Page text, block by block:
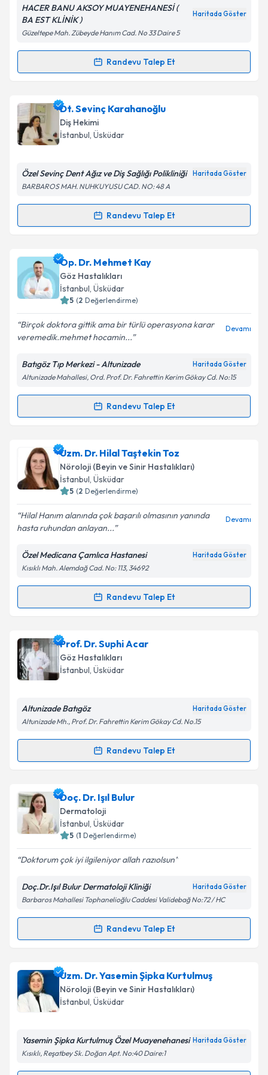
Kişisel verilerimin işlenmesine ilişkin
Aydınlatma
Metni'ni okudum ve kişisel verilerimin belirtilen
kapsamda işlenmesini kabul ediyorum.
Takvim Talebini Gönder
HACER BANU AKSOY MUAYENEHANESİ (
BA EST KLİNİK )
Haritada Göster
Güzeltepe Mah. Zübeyde Hanım Cad. No 33 Daire 5
Randevu Talep Et
Randevu Takvimi Talebi
Op. Dr. Hacer Banu Aksoyiçin randevu takvimi
talebi oluşturun. Size bu uzmandan randevu almanız
için bir takvim hazırlandığında e-posta ile
bilgilendireceğiz.
Kişisel verilerimin işlenmesine ilişkinAydınlatma
kapsamda işlenmesini kabul ediyorum.
Takvim Talebini Gönder
Dt. Sevinç Karahanoğlu
Diş Hekimi
İstanbul, Üsküdar
Özel Sevinç Dent Ağız ve Diş Sağlığı Polikliniği Haritada Göster
BARBAROS MAH. NUHKUYUSU CAD. NO: 48 A
Randevu Talep Et
Randevu Takvimi Talebi
Dt. Sevinç Karahanoğluiçin randevu takvimi talebi
oluşturun. Size bu uzmandan randevu almanız için bir
takvim hazırlandığında e-posta ile bilgilendireceğiz.
Kişisel verilerimin işlenmesine ilişkin
Aydınlatma
Metni'ni okudum ve kişisel verilerimin belirtilen
kapsamda işlenmesini kabul ediyorum.
Op. Dr. Mehmet Kay
Göz Hastalıkları
İstanbul, Üsküdar
5 (2 Değerlendirme)
Birçok doktora gittik ama bir türlü operasyona karar
veremedik.mehmet hocamin...
Devamı
Batıgöz Tıp Merkezi - Altunizade Haritada Göster
Altunizade Mahallesi, Ord. Prof. Dr. Fahrettin Kerim Gökay Cd. No:15
Randevu Talep Et
Randevu Takvimi Talebi
Op. Dr. Mehmet Kayiçin randevu takvimi talebi
oluşturun. Size bu uzmandan randevu almanız için bir
takvim hazırlandığında e-posta ile bilgilendireceğiz.
Kişisel verilerimin işlenmesine ilişkin
Aydınlatma
Metni'ni okudum ve kişisel verilerimin belirtilen
kapsamda işlenmesini kabul ediyorum.
Uzm. Dr. Hilal Taştekin Toz
Nöroloji (Beyin ve Sinir Hastalıkları)
İstanbul, Üsküdar
5 (2 Değerlendirme)
Hilal Hanım alanında çok başarılı olmasının yanında
hasta ruhundan anlayan...
Devamı
Özel Medicana Çamlıca Hastanesi Haritada Göster
Kısıklı Mah. Alemdağ Cad. No: 113, 34692
Randevu Talep Et
Randevu Takvimi Talebi
Uzm. Dr. Hilal Taştekin Toz
talebi oluşturun. Size bu uzmandan randevu almanız
için bir takvim hazırlandığında e-posta ile
bilgilendireceğiz.
Kişisel verilerimin işlenmesine ilişkinAydınlatma
kapsamda işlenmesini kabul ediyorum.
Takvim Talebini Gönder
Prof. Dr. Suphi Acar
Göz Hastalıkları
İstanbul, Üsküdar
Altunizade Batıgöz Haritada Göster
Altunizade Mh., Prof. Dr. Fahrettin Kerim Gökay Cd. No.15
Randevu Talep Et
Randevu Takvimi Talebi
Prof. Dr. Suphi Acariçin randevu takvimi talebi
oluşturun. Size bu uzmandan randevu almanız için bir
takvim hazırlandığında e-posta ile bilgilendireceğiz.
Kişisel verilerimin işlenmesine ilişkinAydınlatma
Metni'ni okudum ve kişisel verilerimin belirtilen
kapsamda işlenmesini kabul ediyorum.
Doç. Dr. Işıl Bulur
Dermatoloji
İstanbul, Üsküdar
5 (1 Değerlendirme)
Doktorum çok iyi ilgileniyor allah razıolsun
Doç.Dr.Işıl Bulur Dermatoloji Kliniği Haritada Göster
Barbaros Mahallesi Tophanelioğlu Caddesi Validebağ No:72 / HC
Randevu Talep Et
Randevu Takvimi Talebi
Doç. Dr. Işıl Buluriçin randevu takvimi talebi
oluşturun. Size bu uzmandan randevu almanız için bir
takvim hazırlandığında e-posta ile bilgilendireceğiz.
Uzm. Dr. Yasemin Şipka Kurtulmuş
Nöroloji (Beyin ve Sinir Hastalıkları)
İstanbul, Üsküdar
Yasemin Şipka Kurtulmuş Özel Muayenehanesi Haritada Göster
Kısıklı, Reşatbey Sk. Doğan Apt. No:40 Daire:1